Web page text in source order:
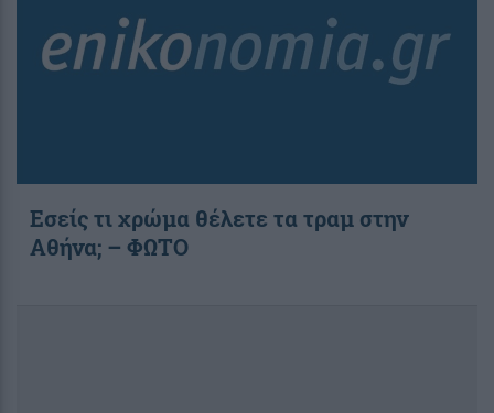
Εσείς τι χρώμα θέλετε τα τραμ στην
Αθήνα; – ΦΩΤΟ